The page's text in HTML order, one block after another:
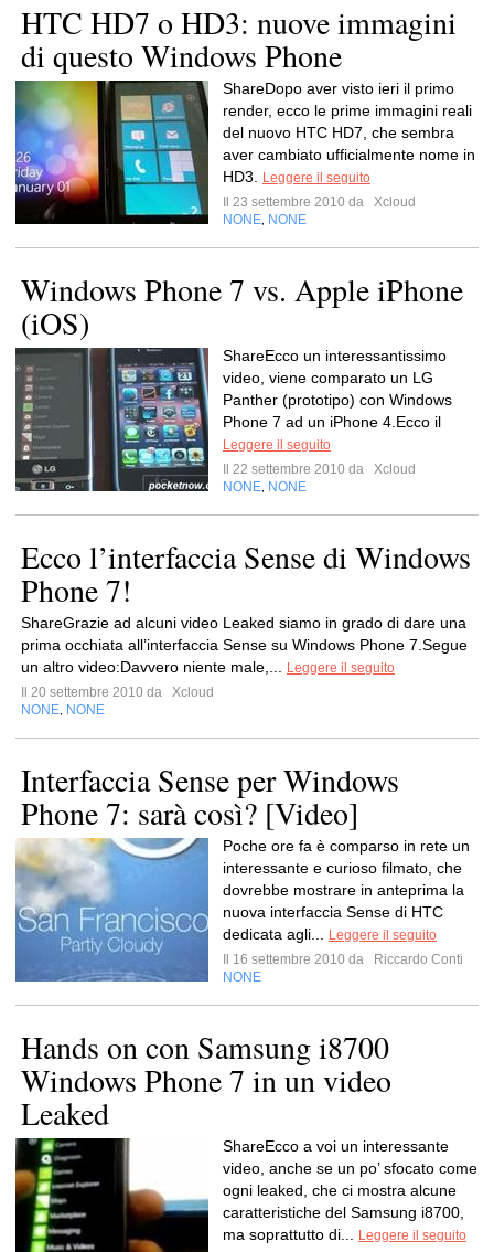
HTC HD7 o HD3: nuove immagini
di questo Windows Phone
ShareDopo aver visto ieri il primo
render, ecco le prime immagini reali
del nuovo HTC HD7, che sembra
aver cambiato ufficialmente nome in
HD3.
Leggere il seguito
Il 23 settembre 2010 da
Xcloud
NONE NONE
Windows Phone 7 vs. Apple iPhone
(iOS)
ShareEcco un interessantissimo
video, viene comparato un LG
Panther (prototipo) con Windows
Phone 7 ad un iPhone 4.Ecco il
Leggere il seguito
Il 22 settembre 2010 da
Xcloud
NONE NONE
Ecco l’interfaccia Sense di Windows
Phone 7!
ShareGrazie ad alcuni video Leaked siamo in grado di dare una
prima occhiata all’interfaccia Sense su Windows Phone 7.Segue
un altro video:Davvero niente male,...
Leggere il seguito
Il 20 settembre 2010 da
Xcloud
NONE NONE
Interfaccia Sense per Windows
Phone 7: sarà così? [Video]
Poche ore fa è comparso in rete un
interessante e curioso filmato, che
dovrebbe mostrare in anteprima la
nuova interfaccia Sense di HTC
dedicata agli...
Leggere il seguito
Il 16 settembre 2010 da
Riccardo Conti
NONE
Hands on con Samsung i8700
Windows Phone 7 in un video
Leaked
ShareEcco a voi un interessante
video, anche se un po’ sfocato come
ogni leaked, che ci mostra alcune
caratteristiche del Samsung i8700,
ma soprattutto di...
Leggere il seguito